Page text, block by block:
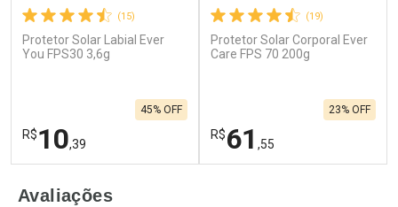
(15)
Protetor Solar Labial Ever
You FPS30 3,6g
R$10,39
45% OFF
(19)
Protetor Solar Corporal Ever
Care FPS 70 200g
R$61 ,55
23% OFF
Avaliações